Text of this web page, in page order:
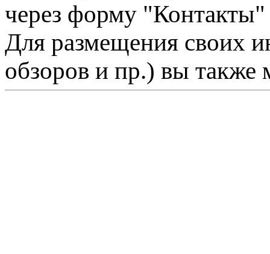
через форму "Контакты"
Для размещения своих
обзоров и пр.) вы также